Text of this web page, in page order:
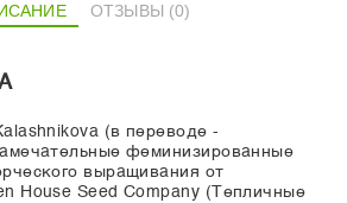
ОТЗЫВЫ (0)
(в переводе -
феминизированные
выращивания от
House Seed Company (Тепличные